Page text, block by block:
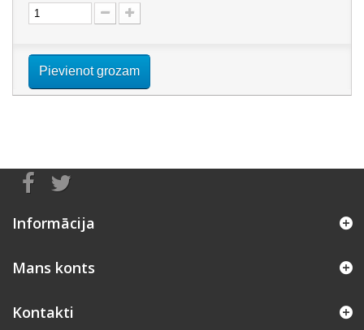
Pievienot grozam
Informācija
Mans konts
Kontakti